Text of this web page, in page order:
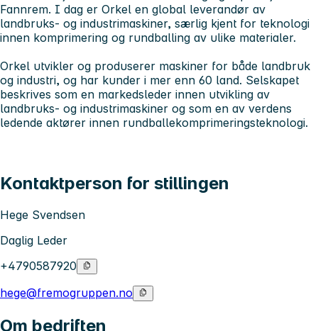
Fannrem. I dag er Orkel en global leverandør av
landbruks- og industrimaskiner, særlig kjent for teknologi
innen komprimering og rundballing av ulike materialer.
Orkel utvikler og produserer maskiner for både landbruk
og industri, og har kunder i mer enn 60 land. Selskapet
beskrives som en markedsleder innen utvikling av
landbruks- og industrimaskiner og som en av verdens
ledende aktører innen rundballekomprimeringsteknologi.
Kontaktperson for stillingen
Hege Svendsen
Daglig Leder
+4790587920
hege@fremogruppen.no
Om bedriften